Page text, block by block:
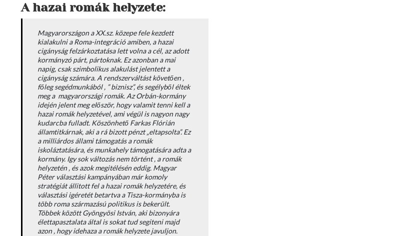
A hazai romák helyzete:
Magyarországon a XX.sz. közepe fele kezdett
kialakulni a Roma-integráció amiben, a hazai
cigányság felzárkoztatása lett volna a cél, az adott
kormányzó párt, pártoknak. Ez azonban a mai
napig, csak szimbolikus alakulást jelentett a
cigányság számára. A rendszerváltást követően ,
főleg segédmunkából , ” biznisz”, és segélyből éltek
meg a magyarországi romák. Az Orbán-kormány
idején jelent meg először, hogy valamit tenni kell a
hazai romák helyzetével, ami végül is nagyon nagy
kudarcba fulladt. Köszönhető Farkas Flórián
államtitkárnak, aki a rá bizott pénzt „eltapsolta”. Ez
a milliárdos állami támogatás a romák
iskoláztatására, és munkahely támogatására adta a
kormány. Igy sok változás nem történt , a romák
helyzetén , és azok megitélésén eddig. Magyar
Péter választási kampányában már komoly
stratégiát állitott fel a hazai romák helyzetére, és
választási igéretét betartva a Tisza-kormányba is
több roma származású politikus is bekerült.
Többek között Gyöngyösi István, aki bizonyára
élettapasztalata által is sokat tud segiteni majd
azon , hogy idehaza a romák helyzete javuljon.